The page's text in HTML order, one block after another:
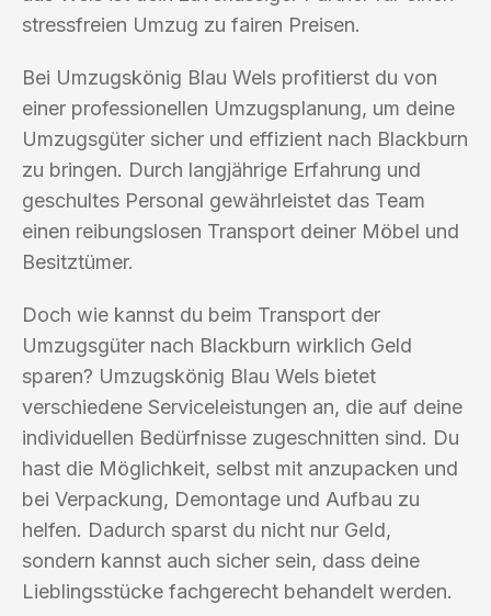
stressfreien Umzug zu fairen Preisen.
Bei Umzugskönig Blau Wels profitierst du von
einer professionellen Umzugsplanung, um deine
Umzugsgüter sicher und effizient nach Blackburn
zu bringen. Durch langjährige Erfahrung und
geschultes Personal gewährleistet das Team
einen reibungslosen Transport deiner Möbel und
Besitztümer.
Doch wie kannst du beim Transport der
Umzugsgüter nach Blackburn wirklich Geld
sparen? Umzugskönig Blau Wels bietet
verschiedene Serviceleistungen an, die auf deine
individuellen Bedürfnisse zugeschnitten sind. Du
hast die Möglichkeit, selbst mit anzupacken und
bei Verpackung, Demontage und Aufbau zu
helfen. Dadurch sparst du nicht nur Geld,
sondern kannst auch sicher sein, dass deine
Lieblingsstücke fachgerecht behandelt werden.